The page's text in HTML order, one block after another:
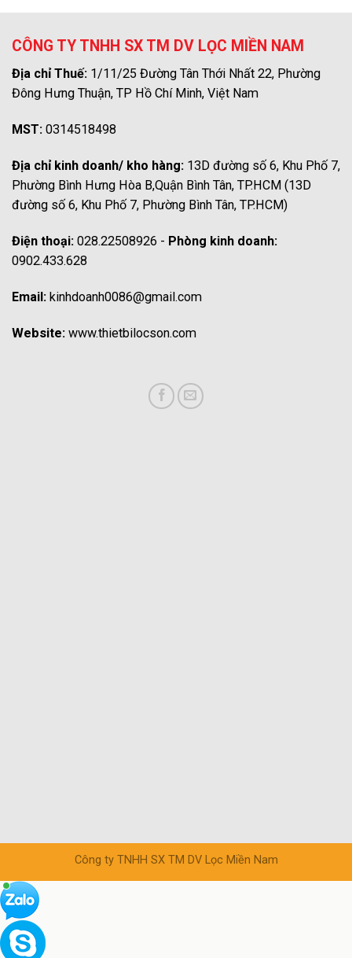
CÔNG TY TNHH SX TM DV LỌC MIỀN NAM
Địa chỉ Thuế: 1/11/25 Đường Tân Thới Nhất 22, Phường
Đông Hưng Thuận, TP Hồ Chí Minh, Việt Nam
MST: 0314518498
Địa chỉ kinh doanh/ kho hàng: 13D đường số 6, Khu Phố 7,
Phường Bình Hưng Hòa B,Quận Bình Tân, TP.HCM (13D
đường số 6, Khu Phố 7, Phường Bình Tân, TP.HCM)
Điện thoại: 028.22508926 - Phòng kinh doanh:
0902.433.628
Email: kinhdoanh0086@gmail.com
Website: www.thietbilocson.com
Công ty TNHH SX TM DV Lọc Miền Nam